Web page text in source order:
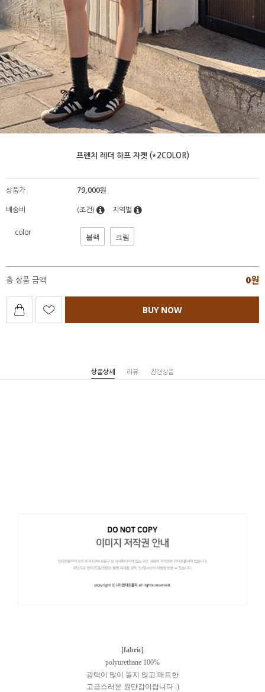
프렌치 레더 하프 자켓 (*2COLOR)
상품가 79,000원
배송비 (조건) 지역별
color 블랙 크림
총 상품 금액 0원
BUY NOW
상품상세 리뷰 관련상품
[fabric]
polyurethane 100%
광택이 많이 돌지 않고 매트한
고급스러운 원단감이랍니다 :)